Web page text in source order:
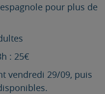
pour plus de
: 25€
vendredi 29/09, puis